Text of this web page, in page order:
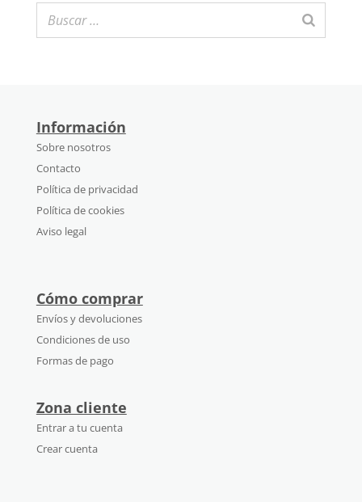
Información
Sobre nosotros
Contacto
Política de privacidad
Política de cookies
Aviso legal
Cómo comprar
Envíos y devoluciones
Condiciones de uso
Formas de pago
Zona cliente
Entrar a tu cuenta
Crear cuenta